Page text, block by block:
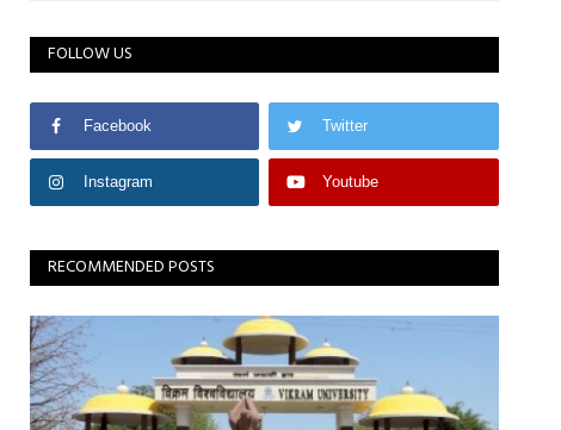
FOLLOW US
Facebook Twitter
Instagram Youtube
RECOMMENDED POSTS